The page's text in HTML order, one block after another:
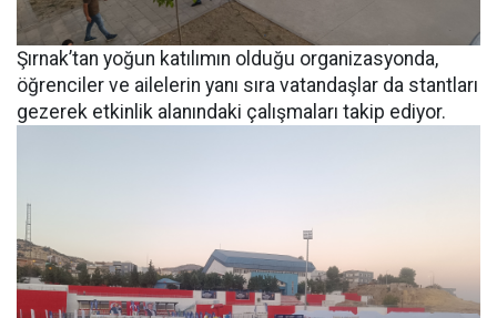
Şırnak’tan yoğun katılımın olduğu organizasyonda,
öğrenciler ve ailelerin yanı sıra vatandaşlar da stantları
gezerek etkinlik alanındaki çalışmaları takip ediyor.